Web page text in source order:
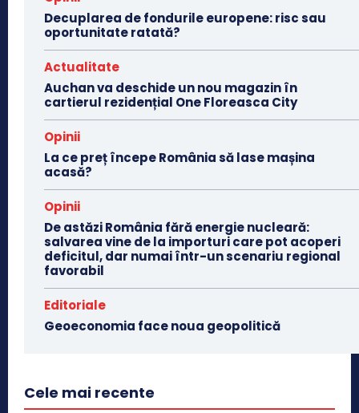
Decuplarea de fondurile europene: risc sau
oportunitate ratată?
Actualitate
Auchan va deschide un nou magazin în
cartierul rezidențial One Floreasca City
Opinii
La ce preț începe România să lase mașina
acasă?
Opinii
De astăzi România fără energie nucleară:
salvarea vine de la importuri care pot acoperi
deficitul, dar numai într-un scenariu regional
favorabil
Editoriale
Geoeconomia face noua geopolitică
Cele mai recente